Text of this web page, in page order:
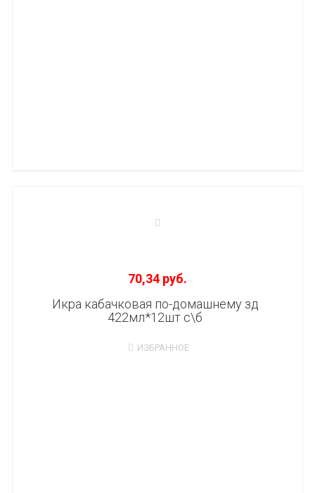
70,34 руб.
Икра кабачковая по-домашнему зд
422мл*12шт с\б
ИЗБРАННОЕ